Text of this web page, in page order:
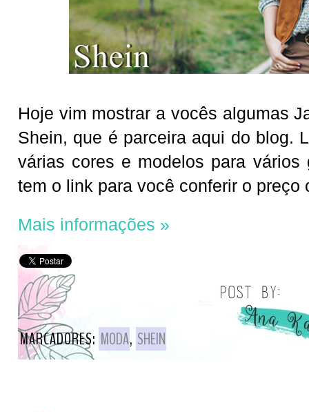
Hoje vim mostrar a vocês algumas
Shein, que é parceira aqui do blog.
várias cores e modelos para
tem o link para você conferir o preço
Mais informações »
MARCADORES: MODA, SHEIN